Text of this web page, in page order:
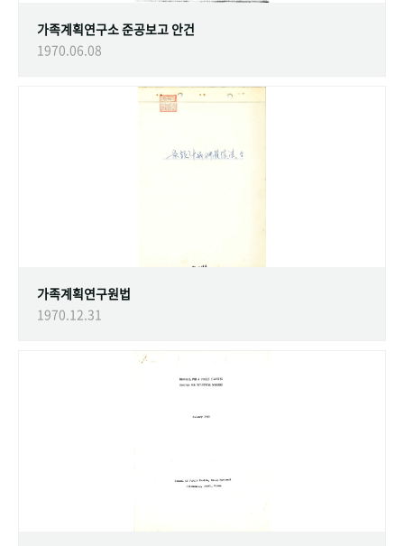
가족계획연구소 준공보고 안건
1970.06.08
가족계획연구원법
1970.12.31